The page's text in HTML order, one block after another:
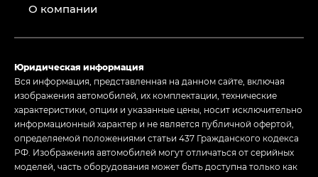
О компании
Юридическая информация
Вся информация, представленная на данном сайте, включая
изображения автомобилей, их комплектации, технические
характеристики, опции и указанные цены, носит исключительно
информационный характер и не является публичной офертой,
определяемой положениями статьи 437 Гражданского кодекса
РФ. Изображения автомобилей могут отличаться от серийных
моделей, часть оборудования может быть доступна только как